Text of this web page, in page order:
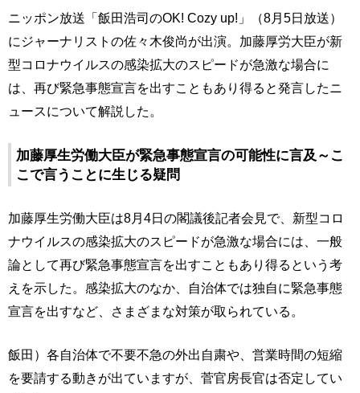
ニッポン放送「飯田浩司のOK! Cozy up!」（8月5日放送）
にジャーナリストの佐々木俊尚が出演。加藤厚労大臣が新
型コロナウイルスの感染拡大のスピードが急激な場合に
は、再び緊急事態宣言を出すこともあり得ると発言したニ
ュースについて解説した。
加藤厚生労働大臣が緊急事態宣言の可能性に言及～こ
こで言うことに生じる疑問
加藤厚生労働大臣は8月4日の閣議後記者会見で、新型コロ
ナウイルスの感染拡大のスピードが急激な場合には、一般
論として再び緊急事態宣言を出すこともあり得るという考
えを示した。感染拡大のなか、自治体では独自に緊急事態
宣言を出すなど、さまざまな対策が取られている。
飯田）各自治体で不要不急の外出自粛や、営業時間の短縮
を要請する動きが出ていますが、菅官房長官は否定してい